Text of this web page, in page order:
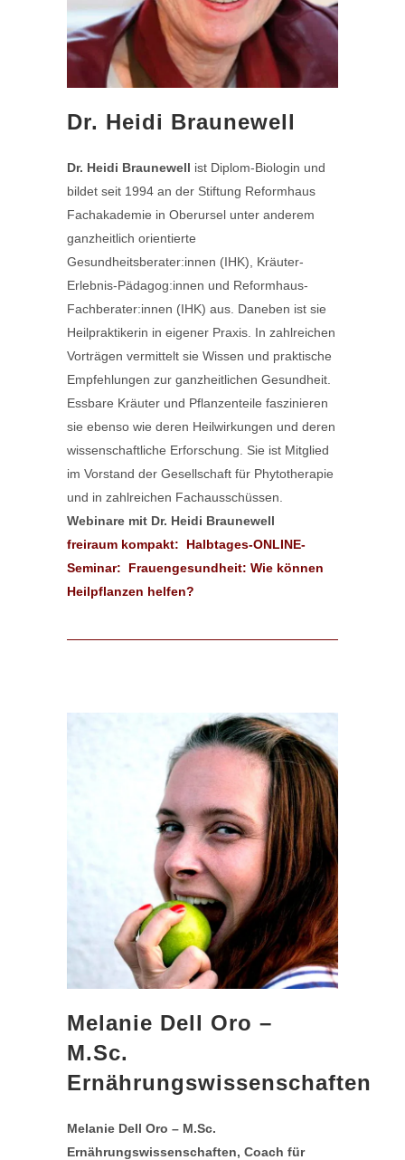
Dr. Heidi Braunewell
Dr. Heidi Braunewell ist Diplom-Biologin und
bildet seit 1994 an der Stiftung Reformhaus
Fachakademie in Oberursel unter anderem
ganzheitlich orientierte
Gesundheitsberater:innen (IHK), Kräuter-
Erlebnis-Pädagog:innen und Reformhaus-
Fachberater:innen (IHK) aus. Daneben ist sie
Heilpraktikerin in eigener Praxis. In zahlreichen
Vorträgen vermittelt sie Wissen und praktische
Empfehlungen zur ganzheitlichen Gesundheit.
Essbare Kräuter und Pflanzenteile faszinieren
sie ebenso wie deren Heilwirkungen und deren
wissenschaftliche Erforschung. Sie ist Mitglied
im Vorstand der Gesellschaft für Phytotherapie
und in zahlreichen Fachausschüssen.
Webinare mit Dr. Heidi Braunewell
freiraum kompakt: Halbtages-ONLINE-
Seminar: Frauengesundheit: Wie können
Heilpflanzen helfen?
Melanie Dell Oro –
M.Sc.
Ernährungswissenschaften
Melanie Dell Oro – M.Sc.
Ernährungswissenschaften, Coach für